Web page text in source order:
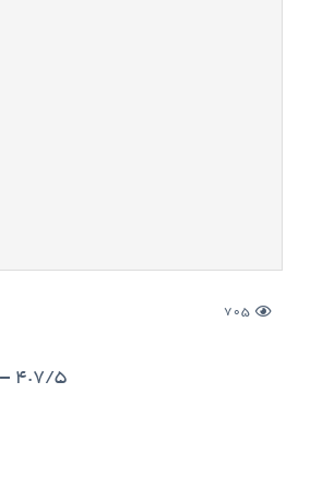
705
4.7/5 - (4 امتیاز)